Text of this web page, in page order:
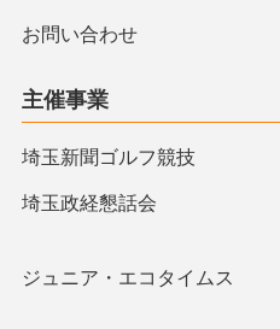
お問い合わせ
主催事業
埼玉新聞ゴルフ競技
埼玉政経懇話会
ジュニア・エコタイムス